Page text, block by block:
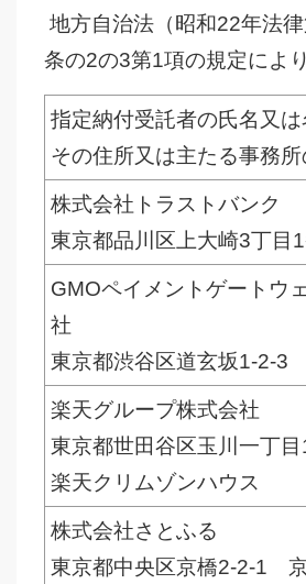
地方自治法（昭和22年法
条の2の3第1項の規定によ
指定納付受託者の氏名又
その住所又は主たる事務
株式会社トラストバンク
東京都品川区上大崎3丁目
GMOペイメントゲートウ
社
東京都渋谷区道玄坂1-2-3
楽天グループ株式会社
東京都世田谷区玉川一丁
楽天クリムゾンハウス
株式会社さとふる
東京都中央区京橋2-2-1